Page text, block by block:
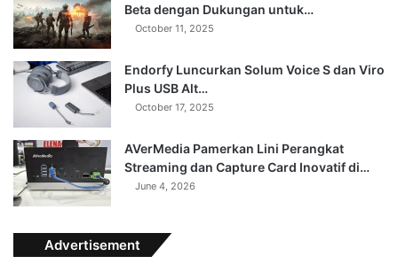
Beta dengan Dukungan untuk…
October 11, 2025
Endorfy Luncurkan Solum Voice S dan Viro
Plus USB Alt…
October 17, 2025
AVerMedia Pamerkan Lini Perangkat
Streaming dan Capture Card Inovatif di…
June 4, 2026
Advertisement